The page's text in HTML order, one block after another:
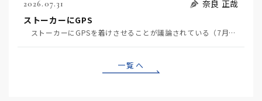
2026.07.31
奈良 正哉
ストーカーにGPS
ストーカーにGPSを着けさせることが議論されている（7月29日日経）。反対派は「ストーカーにも人権…
一覧へ